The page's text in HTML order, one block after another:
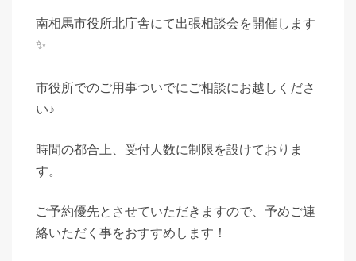
南相馬市役所北庁舎にて出張相談会を開催します
✨
市役所でのご用事ついでにご相談にお越しくださ
い♪
時間の都合上、受付人数に制限を設けておりま
す。
ご予約優先とさせていただきますので、予めご連
絡いただく事をおすすめします！